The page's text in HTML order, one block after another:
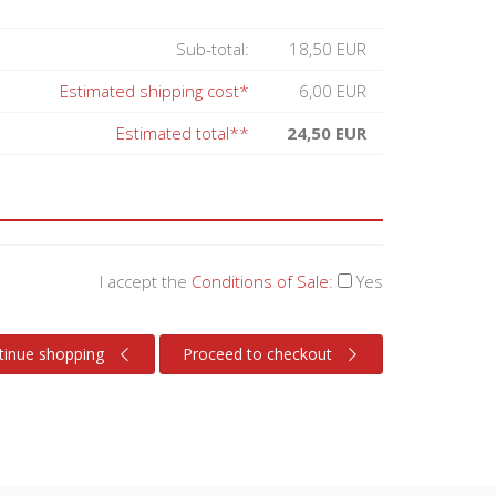
Sub-total:
18,50 EUR
Estimated shipping cost*
6,00 EUR
Estimated total**
24,50 EUR
I accept the Conditions of Sale: Yes
shopping Proceed to checkout